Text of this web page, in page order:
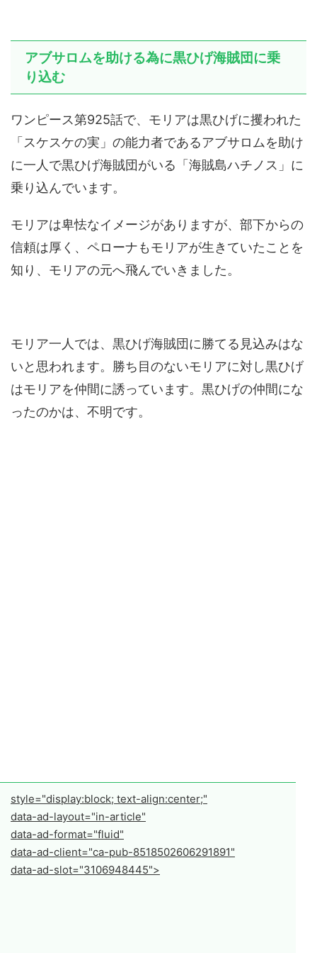
アブサロムを助ける為に黒ひげ海賊団に乗
り込む
ワンピース第925話で、モリアは黒ひげに攫われた
「スケスケの実」の能力者であるアブサロムを助け
に一人で黒ひげ海賊団がいる「海賊島ハチノス」に
乗り込んでいます。
モリアは卑怯なイメージがありますが、部下からの
信頼は厚く、ペローナもモリアが生きていたことを
知り、モリアの元へ飛んでいきました。
モリア一人では、黒ひげ海賊団に勝てる見込みはな
いと思われます。勝ち目のないモリアに対し黒ひげ
はモリアを仲間に誘っています。黒ひげの仲間にな
ったのかは、不明です。
style="display:block; text-align:center;"
data-ad-layout="in-article"
data-ad-format="fluid"
data-ad-client="ca-pub-8518502606291891"
data-ad-slot="3106948445">